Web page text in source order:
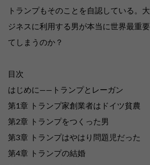
トランプもそのことを自認している。
ジネスに利用する男が本当に世界最重
てしまうのか？
目次
はじめに――トランプとレーガン
第1章 トランプ家創業者はドイツ貧農
第2章 トランプをつくった男
第3章 トランプはやはり問題児だった
第4章 トランプの結婚